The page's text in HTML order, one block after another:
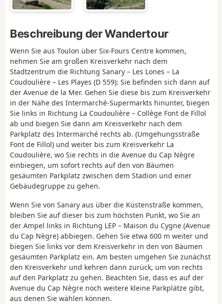
Beschreibung der Wandertour
Wenn Sie aus Toulon über Six-Fours Centre kommen,
nehmen Sie am großen Kreisverkehr nach dem
Stadtzentrum die Richtung Sanary – Les Lones – La
Coudoulière – Les Playes (D 559): Sie befinden sich dann auf
der Avenue de la Mer. Gehen Sie diese bis zum Kreisverkehr
in der Nähe des Intermarché-Supermarkts hinunter, biegen
Sie links in Richtung La Coudoulière – Collège Font de Fillol
ab und biegen Sie dann am Kreisverkehr nach dem
Parkplatz des Intermarché rechts ab. (Umgehungsstraße
Font de Fillol) und weiter bis zum Kreisverkehr La
Coudoulière, wo Sie rechts in die Avenue du Cap Nègre
einbiegen, um sofort rechts auf den von Bäumen
gesäumten Parkplatz zwischen dem Stadion und einer
Gebäudegruppe zu gehen.
Wenn Sie von Sanary aus über die Küstenstraße kommen,
bleiben Sie auf dieser bis zum höchsten Punkt, wo Sie an
der Ampel links in Richtung LEP – Maison du Cygne (Avenue
du Cap Nègre) abbiegen. Gehen Sie etwa 600 m weiter und
biegen Sie links vor dem Kreisverkehr in den von Bäumen
gesäumten Parkplatz ein. Am besten umgehen Sie zunächst
den Kreisverkehr und kehren dann zurück, um von rechts
auf den Parkplatz zu gehen. Beachten Sie, dass es auf der
Avenue du Cap Nègre noch weitere kleine Parkplätze gibt,
aus denen Sie wählen können.